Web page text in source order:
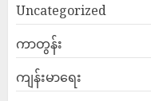
Uncategorized
ကာတွန်း
ကျန်းမာရေး